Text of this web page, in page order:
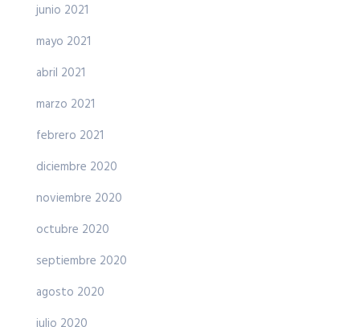
junio 2021
mayo 2021
abril 2021
marzo 2021
febrero 2021
diciembre 2020
noviembre 2020
octubre 2020
septiembre 2020
agosto 2020